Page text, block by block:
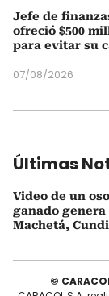
Jefe de
ofreció $500
para evitar su
07/08/2026
Últimas
Video de un
ganado
Machetá,
©